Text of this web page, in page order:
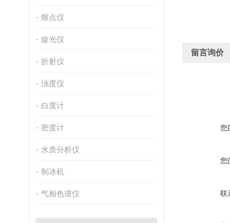
熔点仪
旋光仪
折射仪
浊度仪
白度计
密度计
水质分析仪
制冰机
气相色谱仪
留言询价
您
您
联